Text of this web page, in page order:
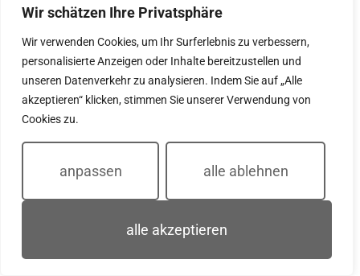
Wir schätzen Ihre Privatsphäre
Wir verwenden Cookies, um Ihr Surferlebnis zu verbessern,
personalisierte Anzeigen oder Inhalte bereitzustellen und
unseren Datenverkehr zu analysieren. Indem Sie auf „Alle
akzeptieren“ klicken, stimmen Sie unserer Verwendung von
Cookies zu.
anpassen alle ablehnen
alle akzeptieren